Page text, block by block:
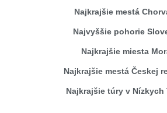
Najkrajšie mestá
Najvyššie pohorie
Najkrajšie miesta
Najkrajšie mestá Českej
Najkrajšie túry v Nízkych